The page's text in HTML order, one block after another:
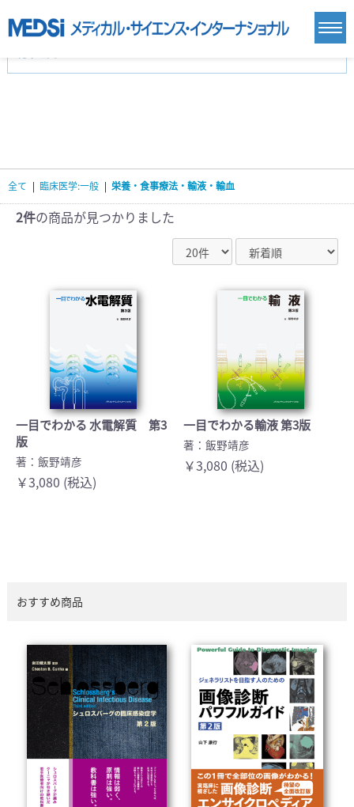
臨床医学:一般(359) 臨床医学:内科系(407)
基礎医学(93)
看護学(21)
医療技術(16)
栄養学(0)
薬学(7)
医学一般(91) マルチメディア(0)
全て | 臨床医学:一般 | 栄養・食事療法・輸液・輸血
2件の商品が見つかりました
一目でわかる 水電解質 第3
版
著：飯野靖彦
￥3,080 (税込)
一目でわかる輸液 第3版
著：飯野靖彦
￥3,080 (税込)
おすすめ商品